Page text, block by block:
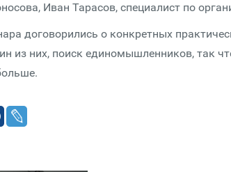
Иван Тарасов, специалист по
договорились о конкретных
из них, поиск единомышленников, так